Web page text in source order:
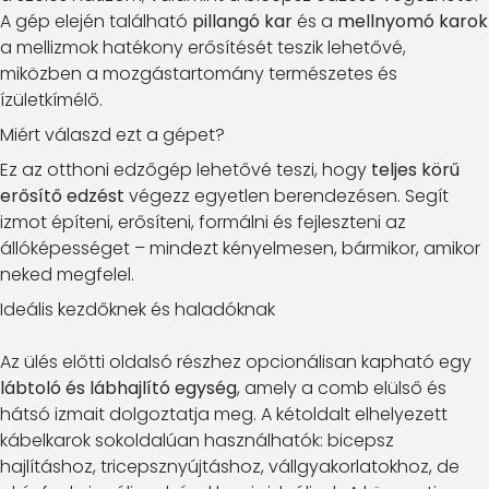
A gép elején található pillangó karés a mellnyomó karok
a mellizmok hatékony erősítését teszik lehetővé,
miközben a mozgástartomány természetes és
ízületkímélő.
Miért válaszd ezt a gépet?
Ez az otthoni edzőgép lehetővé teszi, hogy teljes körű
erősítő edzést végezz egyetlen berendezésen. Segít
izmot építeni, erősíteni, formálni és fejleszteni az
állóképességet – mindezt kényelmesen, bármikor, amikor
neked megfelel.
Ideális kezdőknek és haladóknak
Az ülés előtti oldalsó részhez opcionálisan kapható egy
lábtoló és lábhajlító egység, amely a comb elülső és
hátsó izmait dolgoztatja meg. A kétoldalt elhelyezett
kábelkarok sokoldalúan használhatók: bicepsz
hajlításhoz, tricepsznyújtáshoz, vállgyakorlatokhoz, de